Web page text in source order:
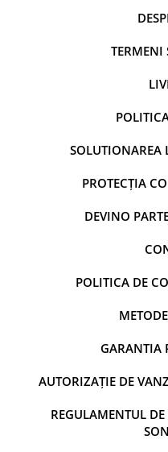
TERMENI
PROTECȚIA
DEVINO
POLITICA DE
GARANTIA
AUTORIZAȚIE DE
REGULAMENTUL